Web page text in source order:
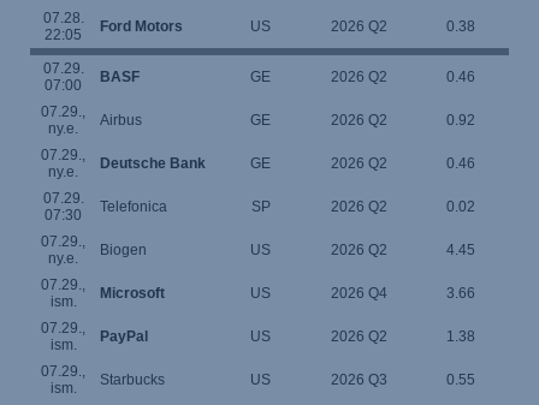
07.28.
22:05
Ford Motors US 2026 Q2 0.38
07.29.
07:00
BASF GE 2026 Q2 0.46
07.29.,
ny.e.
Airbus GE 2026 Q2 0.92
07.29.,
ny.e.
Deutsche Bank GE 2026 Q2 0.46
07.29.
07:30
Telefonica SP 2026 Q2 0.02
07.29.,
ny.e.
Biogen US 2026 Q2 4.45
07.29.,
ism.
Microsoft US 2026 Q4 3.66
07.29.,
ism.
PayPal US 2026 Q2 1.38
07.29.,
ism.
Starbucks US 2026 Q3 0.55